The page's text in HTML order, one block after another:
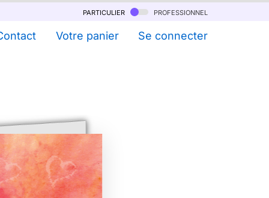
particulier professionnel
Votre panier Se connecter